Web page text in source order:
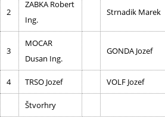
2
ZABKA Robert
Ing.
Strnadik Marek
3
MOCAR
Dusan Ing.
GONDA Jozef
4 TRSO Jozef VOLF Jozef
Štvorhry